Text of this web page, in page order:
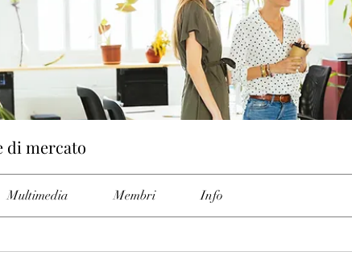
di mercato
Multimedia Membri Info